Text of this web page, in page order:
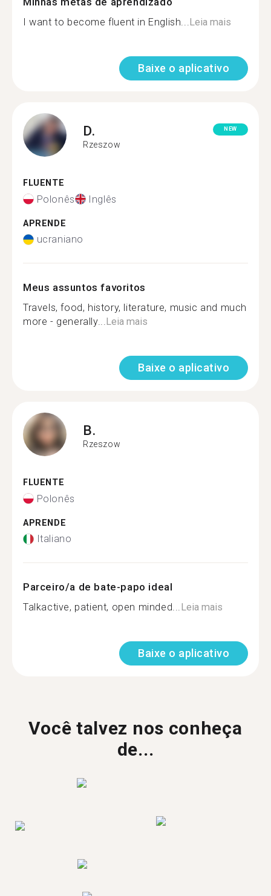
I want to become fluent in English...Leia mais
Baixe o aplicativo
D.
Rzeszow
NEW
FLUENTE
Polonês Inglês
APRENDE
ucraniano
Meus assuntos favoritos
Travels, food, history, literature, music and much
more - generally...Leia mais
Baixe o aplicativo
B.
Rzeszow
FLUENTE
Polonês
APRENDE
Italiano
Parceiro/a de bate-papo ideal
Talkactive, patient, open minded...Leia mais
Baixe o aplicativo
Você talvez nos conheça
de...